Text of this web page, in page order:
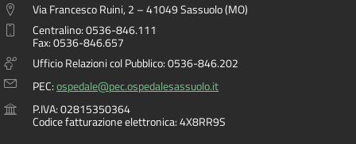
Via Francesco Ruini, 2 – 41049 Sassuolo (MO)
Centralino: 0536-846.111
Fax: 0536-846.657
Ufficio Relazioni col Pubblico: 0536-846.202
PEC:ospedale@pec.ospedalesassuolo.it
P.IVA: 02815350364
Codice fatturazione elettronica: 4X8RR9S